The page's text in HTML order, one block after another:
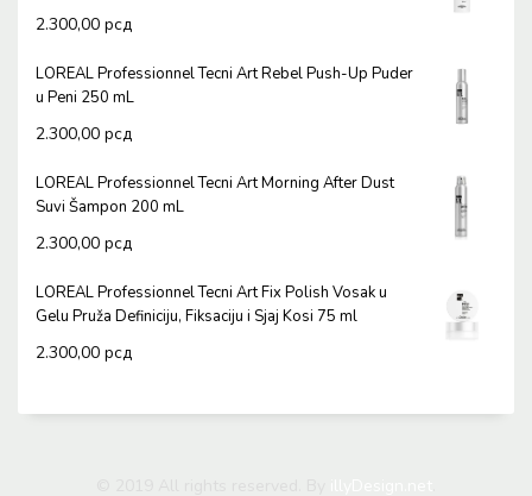
2.300,00 рсд
LOREAL Professionnel Tecni Art Rebel Push-Up Puder
u Peni 250 mL
2.300,00 рсд
LOREAL Professionnel Tecni Art Morning After Dust
Suvi Šampon 200 mL
2.300,00 рсд
LOREAL Professionnel Tecni Art Fix Polish Vosak u
Gelu Pruža Definiciju, Fiksaciju i Sjaj Kosi 75 ml
2.300,00 рсд